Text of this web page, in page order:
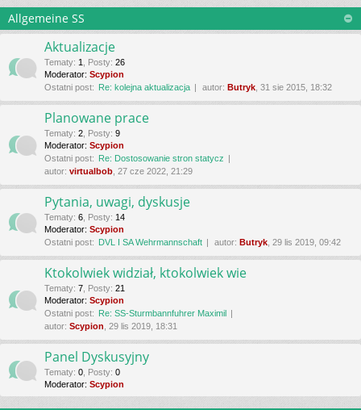
Allgemeine SS
Aktualizacje
Tematy: 1 Posty: 26
Moderator: Scypion
Ostatni post: Re: kolejna aktualizacja autor: Butryk , 31 sie 2015, 18:32
Planowane prace
Tematy: 2 Posty: 9
Moderator: Scypion
Ostatni post: Re: Dostosowanie stron statycz
autor: virtualbob , 27 cze 2022, 21:29
Pytania, uwagi, dyskusje
Tematy: 6 Posty: 14
Moderator: Scypion
Ostatni post: DVL I SA Wehrmannschaft autor: Butryk , 29 lis 2019, 09:42
Ktokolwiek widział, ktokolwiek wie
Tematy: 7 Posty: 21
Moderator: Scypion
Ostatni post: Re: SS-Sturmbannfuhrer Maximil
autor: Scypion , 29 lis 2019, 18:31
Panel Dyskusyjny
Tematy: 0 Posty: 0
Moderator: Scypion